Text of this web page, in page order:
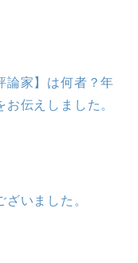
論家】は何者？年
伝えしました。
いました。